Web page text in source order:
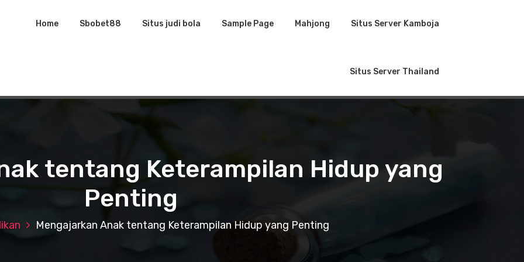
Home Sbobet88 Situs judi bola Sample Page Mahjong Situs Server Kamboja
Situs Server Thailand
tentang Keterampilan Hidup yang
Penting
Mengajarkan Anak tentang Keterampilan Hidup yang Penting